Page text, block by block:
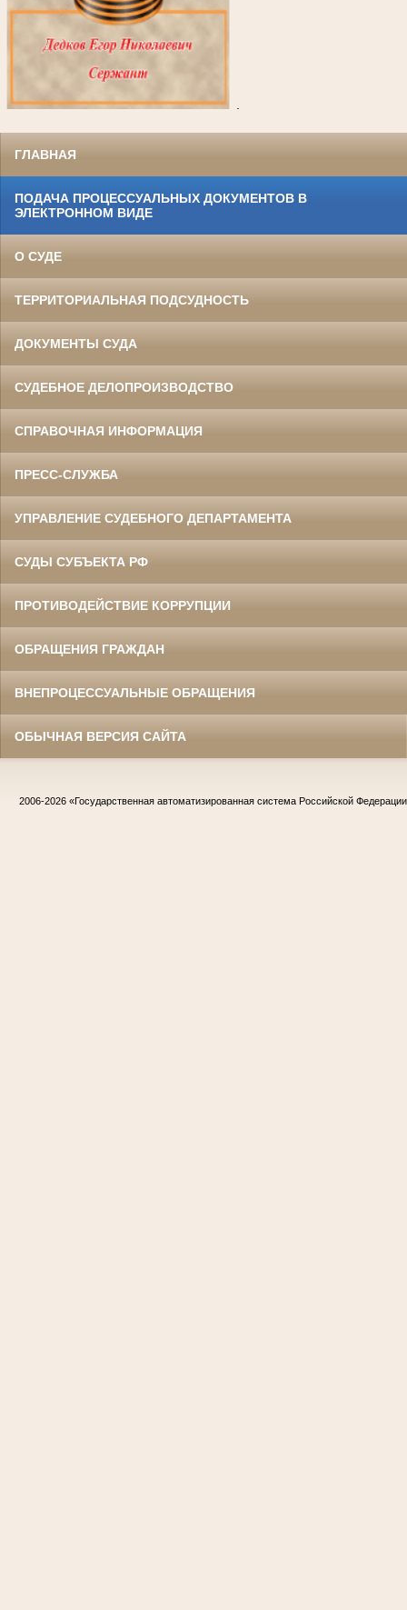
ГЛАВНАЯ
ПОДАЧА ПРОЦЕССУАЛЬНЫХ ДОКУМЕНТОВ В
ЭЛЕКТРОННОМ ВИДЕ
О СУДЕ
ТЕРРИТОРИАЛЬНАЯ ПОДСУДНОСТЬ
ДОКУМЕНТЫ СУДА
СУДЕБНОЕ ДЕЛОПРОИЗВОДСТВО
СПРАВОЧНАЯ ИНФОРМАЦИЯ
ПРЕСС-СЛУЖБА
УПРАВЛЕНИЕ СУДЕБНОГО ДЕПАРТАМЕНТА
СУДЫ СУБЪЕКТА РФ
ПРОТИВОДЕЙСТВИЕ КОРРУПЦИИ
ОБРАЩЕНИЯ ГРАЖДАН
ВНЕПРОЦЕССУАЛЬНЫЕ ОБРАЩЕНИЯ
ОБЫЧНАЯ ВЕРСИЯ САЙТА
2006-2026 «Государственная автоматизированная система Российской